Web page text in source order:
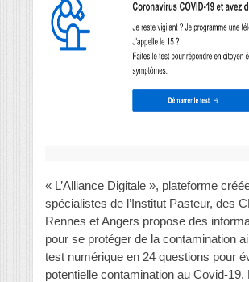
« L’Alliance Digitale », plateforme
spécialistes de l’Institut Pasteur, des
Rennes et Angers propose des
pour se protéger de la contamination
test numérique en 24 questions pour
potentielle contamination au Covid-19.